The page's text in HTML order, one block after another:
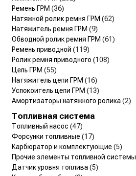
Ремень ГРМ (36)
Натяжной ролик ремня ГРМ (62)
Натяжитель ремня ГРМ (9)
Обводной ролик ремня ГРМ (61)
Ремень приводной (119)
Ролик ремня приводного (108)
Цепь ГРМ (55)
Натяжитель цепи ГРМ (16)
Успокоитель цепи ГРМ (13)
Амортизаторы натяжного ролика (2)
Топливная система
Топливный насос (47)
Форсунки топливные (17)
Карбюратор и комплектующие (5)
Прочие элементы топливной системы
Датчик уровня топлива (5)